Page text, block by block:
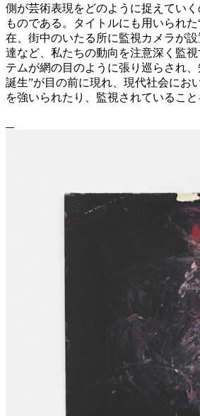
側が芸術表現をどのように捉えてい
ものである。タイトルにも用いられ
在、街中のいたる所に監視カメラが
達など、私たちの動向を注意深く監
テムが網の目のように張り巡らされ
誕生”が目の前に現れ、現代社会にお
を強いられたり、監視されていること